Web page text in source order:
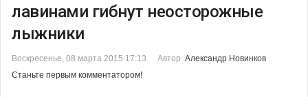
лавинами гибнут неосторожные
лыжники
Воскресенье, 08 марта 2015 17:13 Автор Александр Новинков
Станьте первым комментатором!